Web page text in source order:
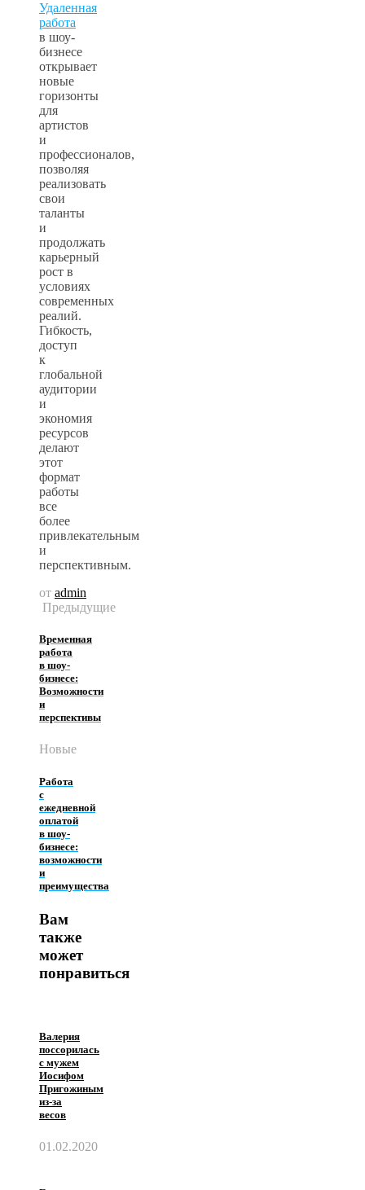
Удаленная
работа
в шоу-
бизнесе
открывает
новые
горизонты
для
артистов
и
профессионалов,
позволяя
реализовать
свои
таланты
и
продолжать
карьерный
рост в
условиях
современных
реалий.
Гибкость,
доступ
к
глобальной
аудитории
и
экономия
ресурсов
делают
этот
формат
работы
все
более
привлекательным
и
перспективным.
от admin
Предыдущие
Временная
работа
в шоу-
бизнесе:
Возможности
и
перспективы
Новые
Работа
с
ежедневной
оплатой
в шоу-
бизнесе:
возможности
и
преимущества
Вам
также
может
понравиться
Валерия
поссорилась
с мужем
Иосифом
Пригожиным
из-за
весов
01.02.2020